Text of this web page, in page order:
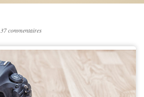
37 commentaires